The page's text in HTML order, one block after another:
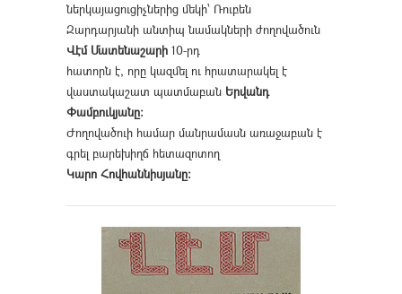
ներկայացուցիչներից մեկի՝ Ռուբեն
Զարդարյանի անտիպ նամակների ժողովածուն
Վէմ Մատենաշարի 10-րդ
հատորն է, որը կազմել ու հրատարակել է
վաստակաշատ պատմաբան Երվանդ
Փամբուկյանը։
Ժողովածուի համար մանրամասն առաջաբան է
գրել բարեխիղճ հետազոտող
Կարո Հովհաննիսյանը։